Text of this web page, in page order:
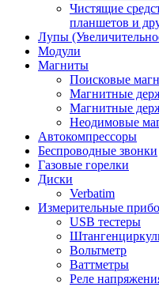
Чистящие
планшетов и
Лупы
Модули
Магниты
Поисковые
Магнитные
Магнитные
Неодимовые
Автокомпрессоры
Беспроводные звонки
Газовые горелки
Диски
Verbatim
Измерительные
USB тестеры
Вольтметр
Ваттметры
Реле